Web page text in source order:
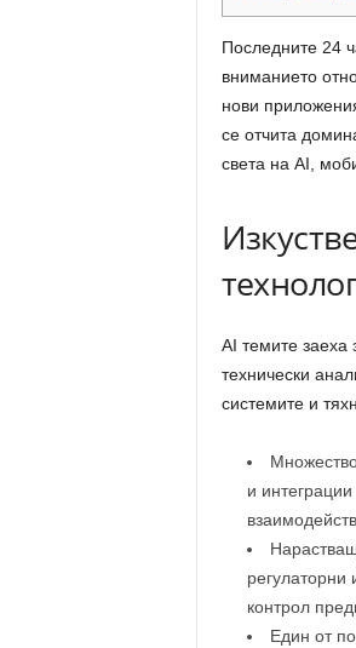
Последните 24
вниманието
нови
се отчита
света на AI,
AI темите заеха
технически
системите и
и
регулаторни
контрол
Един от